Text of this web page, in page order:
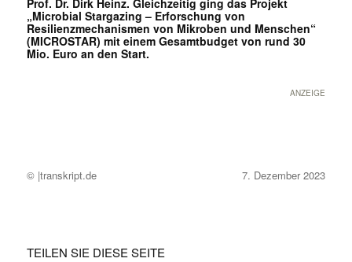
„Microbial Stargazing – Erforschung von
Resilienzmechanismen von Mikroben und Menschen“
(MICROSTAR) mit einem Gesamtbudget von rund 30
Mio. Euro an den Start.
ANZEIGE
© |transkript.de 7. Dezember 2023
TEILEN SIE DIESE SEITE